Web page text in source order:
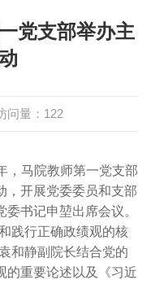
党支部举办主
问量： 122
，马院教师第一党支部
，开展党委委员和支部
书记申堃出席会议。
践行正确政绩观的核
和静副院长结合党的
的重要论述以及《习近